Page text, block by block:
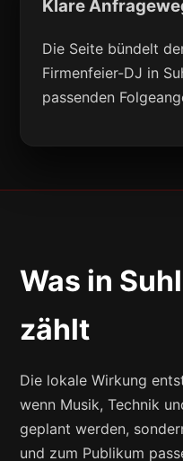
Klare
Die Seite bündelt
Firmenfeier-DJ in
passenden
Was in
zählt
Die lokale Wirkung
wenn Musik, Technik
geplant werden,
und zum Publikum